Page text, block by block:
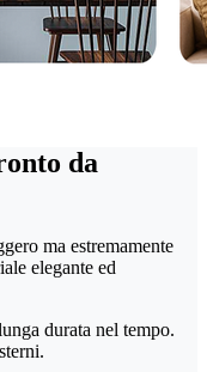
da
ma estremamente
elegante ed
durata nel tempo.